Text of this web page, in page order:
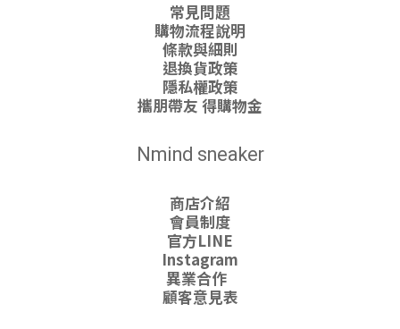
常見問題
購物流程說明
條款與細則
退換貨政策
隱私權政策
攜朋帶友 得購物金
Nmind sneaker
商店介紹
會員制度
官方LINE
Instagram
異業合作
顧客意見表